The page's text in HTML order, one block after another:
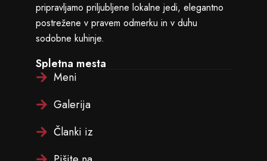
pripravljamo priljubljene lokalne jedi, elegantno
postrežene v pravem odmerku in v duhu
sodobne kuhinje.
Spletna mesta
Meni
Galerija
Članki iz